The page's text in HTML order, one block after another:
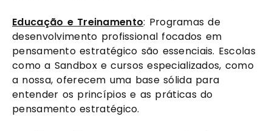
Educação e Treinamento: Programas de
desenvolvimento profissional focados em
pensamento estratégico são essenciais. Escolas
como a Sandbox e cursos especializados, como
a nossa, oferecem uma base sólida para
entender os princípios e as práticas do
pensamento estratégico.